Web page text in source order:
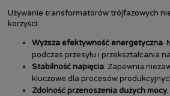
Używanie transformatorów trójfazowych
korzyści:
Wyższa efektywność energetyczna.
podczas przesyłu i przekształcania
Stabilność napięcia. Zapewnia
kluczowe dla procesów
Zdolność przenoszenia dużych mocy